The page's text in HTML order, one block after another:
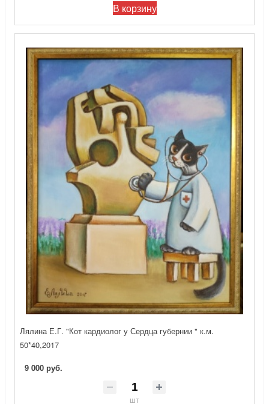
В корзину
Лялина Е.Г. "Кот кардиолог у Сердца губернии " к.м.
50*40,2017
9 000 руб.
шт